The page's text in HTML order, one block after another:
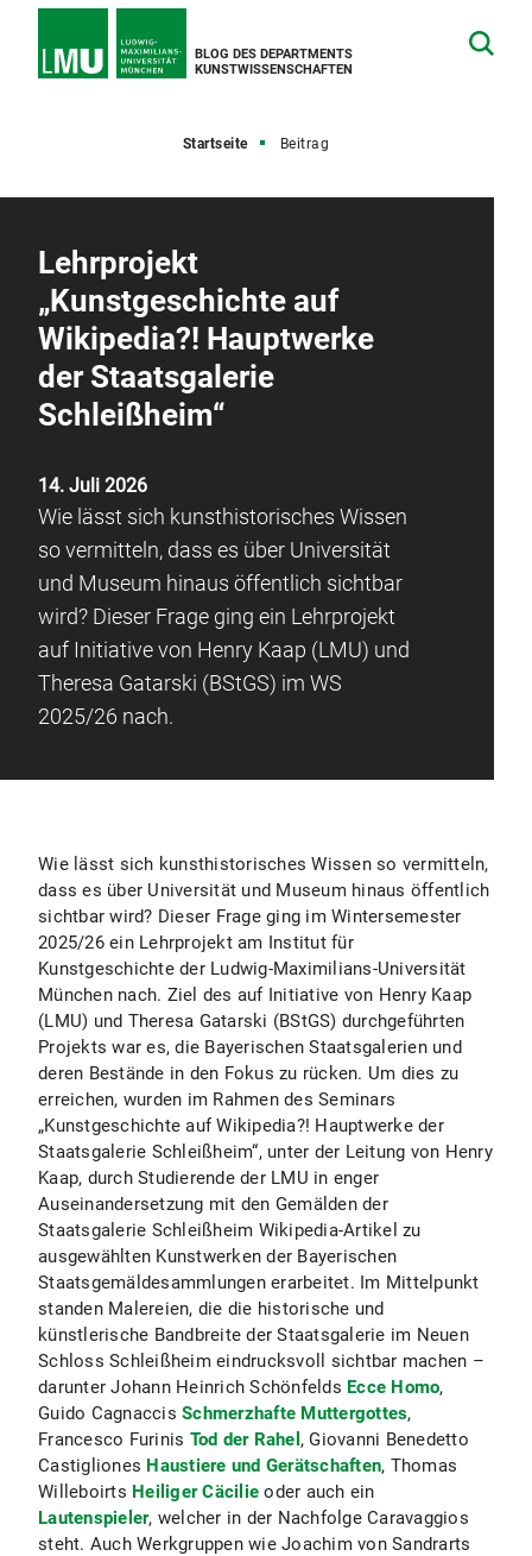
BLOG DES DEPARTMENTS
KUNSTWISSENSCHAFTEN
Startseite Beitrag
Lehrprojekt
„Kunstgeschichte auf
Wikipedia?! Hauptwerke
der Staatsgalerie
Schleißheim“
14. Juli 2026
Wie lässt sich kunsthistorisches Wissen
so vermitteln, dass es über Universität
und Museum hinaus öffentlich sichtbar
wird? Dieser Frage ging ein Lehrprojekt
auf Initiative von Henry Kaap (LMU) und
Theresa Gatarski (BStGS) im WS
2025/26 nach.
Wie lässt sich kunsthistorisches Wissen so vermitteln,
dass es über Universität und Museum hinaus öffentlich
sichtbar wird? Dieser Frage ging im Wintersemester
2025/26 ein Lehrprojekt am Institut für
Kunstgeschichte der Ludwig-Maximilians-Universität
München nach. Ziel des auf Initiative von Henry Kaap
(LMU) und Theresa Gatarski (BStGS) durchgeführten
Projekts war es, die Bayerischen Staatsgalerien und
deren Bestände in den Fokus zu rücken. Um dies zu
erreichen, wurden im Rahmen des Seminars
„Kunstgeschichte auf Wikipedia?! Hauptwerke der
Staatsgalerie Schleißheim“, unter der Leitung von Henry
Kaap, durch Studierende der LMU in enger
Auseinandersetzung mit den Gemälden der
Staatsgalerie Schleißheim Wikipedia-Artikel zu
ausgewählten Kunstwerken der Bayerischen
Staatsgemäldesammlungen erarbeitet. Im Mittelpunkt
standen Malereien, die die historische und
künstlerische Bandbreite der Staatsgalerie im Neuen
Schloss Schleißheim eindrucksvoll sichtbar machen –
darunter Johann Heinrich Schönfelds Ecce Homo,
Guido Cagnaccis Schmerzhafte Muttergottes,
Francesco Furinis Tod der Rahel , Giovanni Benedetto
Castigliones Haustiere und Gerätschaften, Thomas
Willeboirts Heiliger Cäcilie oder auch ein
Lautenspieler, welcher in der Nachfolge Caravaggios
steht. Auch Werkgruppen wie Joachim von Sandrarts